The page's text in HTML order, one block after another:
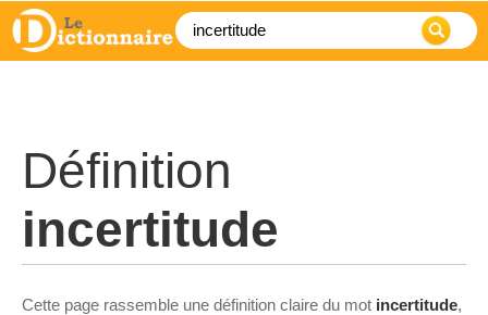
Définition
incertitude
Cette page rassemble une définition claire du mot incertitude,